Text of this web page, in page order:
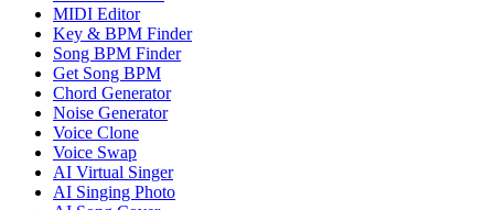
MIDI Editor
Key & BPM Finder
Song BPM Finder
Get Song BPM
Chord Generator
Noise Generator
Voice Clone
Voice Swap
AI Virtual Singer
AI Singing Photo